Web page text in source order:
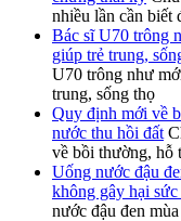
nhiều lần cần biết
Bác sĩ U70 trông
giúp trẻ trung,
U70 trông như
trung, sống thọ
Quy định mới về
nước thu hồi đất
về bồi thường, hỗ
Uống nước đậu
không gây hại
nước đậu đen